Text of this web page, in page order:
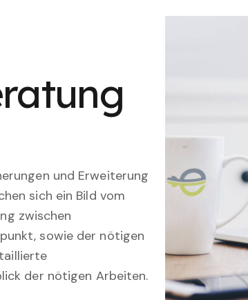
und Erweiterung
sich ein Bild vom
zwischen
sowie der nötigen
der nötigen Arbeiten.